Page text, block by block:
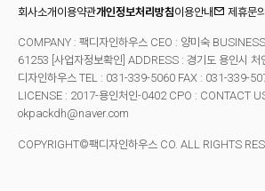
회사소개이용약관개인정보처리방침이용안내 제휴문의
COMPANY : 팩디자인하우스 CEO : 양미숙
61253 [사업자정보확인] ADDRESS : 경기도 용인시 처
디자인하우스 TEL : 031-339-5060 FAX : 031-339-
LICENSE : 2017-용인처인-0402 CPO : CONTACT
okpackdh@naver.com
COPYRIGHT©팩디자인하우스 CO. ALL RIGHTS